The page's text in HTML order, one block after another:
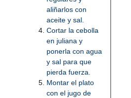
aliñarlos con
aceite y sal.
Cortar la cebolla
en juliana y
ponerla con agua
y sal para que
pierda fuerza.
Montar el plato
con el jugo de